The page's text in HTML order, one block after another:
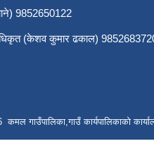
9852650122
(केशव कुमार ढकाल)
गाउँपालिका,गाउँ कार्यपालिकाको